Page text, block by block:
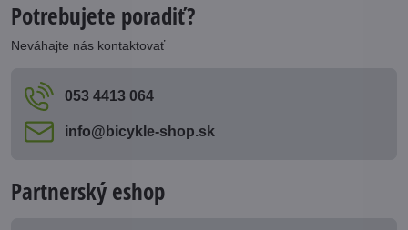
Potrebujete poradiť?
Neváhajte nás kontaktovať
053 4413 064
info​@bicykle-shop​.sk
Partnerský eshop